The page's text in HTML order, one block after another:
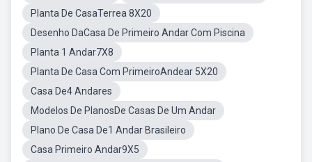
Planta De CasaTerrea 8X20
Desenho DaCasa De Primeiro Andar Com Piscina
Planta 1 Andar7X8
Planta De Casa Com PrimeiroAndear 5X20
Casa De4 Andares
Modelos De PlanosDe Casas De Um Andar
Plano De Casa De1 Andar Brasileiro
Casa Primeiro Andar9X5